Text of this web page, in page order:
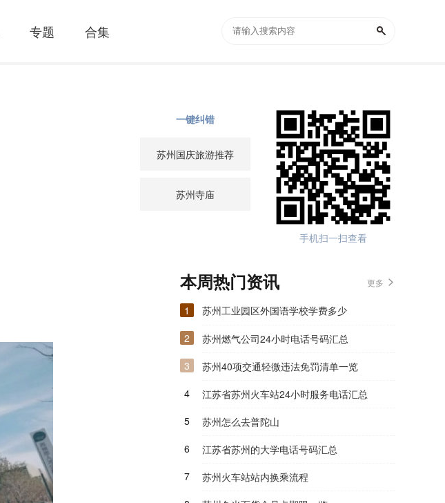
专题 合集
手机扫一扫查看
苏州国庆旅游推荐
苏州寺庙
一键纠错
本周热门资讯 更多
1
苏州工业园区外国语学校学费多少
2
苏州燃气公司24小时电话号码汇总
3
苏州40项交通轻微违法免罚清单一览
4
江苏省苏州火车站24小时服务电话汇总
5
苏州怎么去普陀山
6
江苏省苏州的大学电话号码汇总
7
苏州火车站站内换乘流程